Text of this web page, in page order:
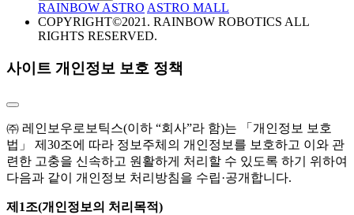
RAINBOW ASTRO ASTRO MALL
COPYRIGHT©2021. RAINBOW ROBOTICS ALL
RIGHTS RESERVED.
사이트 개인정보 보호 정책
㈜ 레인보우로보틱스(이하 “회사”라 함)는 「개인정보 보호
법」 제30조에 따라 정보주체의 개인정보를 보호하고 이와 관
련한 고충을 신속하고 원활하게 처리할 수 있도록 하기 위하여
다음과 같이 개인정보 처리방침을 수립·공개합니다.
제1조(개인정보의 처리목적)